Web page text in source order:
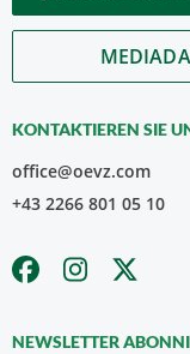
KONTAKTIEREN SIE
office@oevz.com
+43 2266 801 05 10
NEWSLETTER